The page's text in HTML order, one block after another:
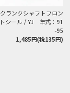
クランクシャフトフロン
トシール / YJ 年式：91
-95
1,485円(税135円)